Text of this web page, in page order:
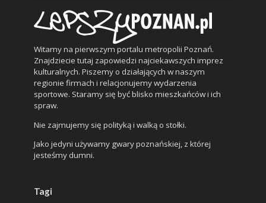
Witamy na pierwszym portalu metropolii Poznań.
Znajdziecie tutaj zapowiedzi najciekawszych imprez
kulturalnych. Piszemy o działających w naszym
regionie firmach i relacjonujemy wydarzenia
sportowe. Staramy się być blisko mieszkańców i ich
spraw.
Nie zajmujemy się polityką i walką o stołki.
Jako jedyni używamy gwary poznańskiej, z której
jesteśmy dumni.
Tagi